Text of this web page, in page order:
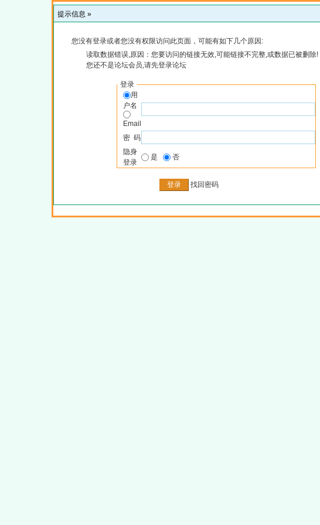
提示信息 »
您没有登录或者您没有权限访问此页面，可能有如下几个原因:
读取数据错误,原因：您要访问的链接无效,可能链接不完整,或数据已被删除!
您还不是论坛会员,请先登录论坛
登录
用
户名
Email
密 码
隐身
登录
是 否
找回密码